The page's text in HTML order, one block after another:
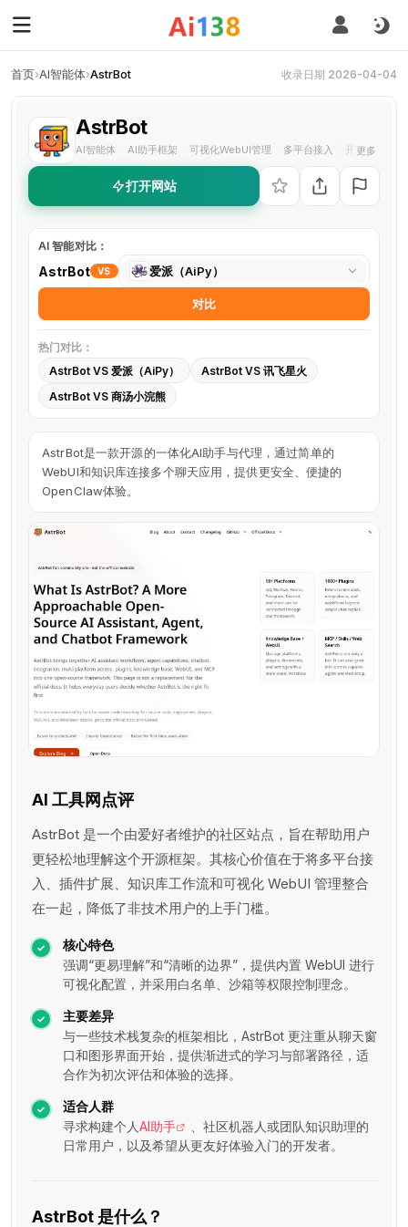
首页›AI智能体›AstrBot 收录日期 2026-04-04
AstrBot
AI智能体 AI助手框架 可视化WebUI管理 多平台接入 开源聊天机器
更多
打开网站
AI 智能对比：
AstrBot VS
选
择
具
爱派（AiPy）
对比
热门对比：
AstrBot VS 爱派（AiPy）
AstrBot VS 讯飞星火
AstrBot VS 商汤小浣熊
AstrBot是一款开源的一体化AI助手与代理，通过简单的
WebUI和知识库连接多个聊天应用，提供更安全、便捷的
OpenClaw体验。
AI 工具网点评
AstrBot 是一个由爱好者维护的社区站点，旨在帮助用户
更轻松地理解这个开源框架。其核心价值在于将多平台接
入、插件扩展、知识库工作流和可视化 WebUI 管理整合
在一起，降低了非技术用户的上手门槛。
核心特色
强调“更易理解”和“清晰的边界”，提供内置 WebUI 进行
可视化配置，并采用白名单、沙箱等权限控制理念。
主要差异
与一些技术栈复杂的框架相比，AstrBot 更注重从聊天窗
口和图形界面开始，提供渐进式的学习与部署路径，适
合作为初次评估和体验的选择。
适合人群
寻求构建个人AI助手
、社区机器人或团队知识助理的
日常用户，以及希望从更友好体验入门的开发者。
AstrBot 是什么？